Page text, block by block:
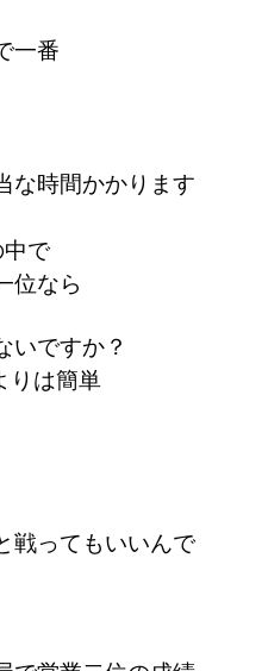
一番
な時間かかります
で
位なら
いですか？
りは簡単
戦ってもいいんで